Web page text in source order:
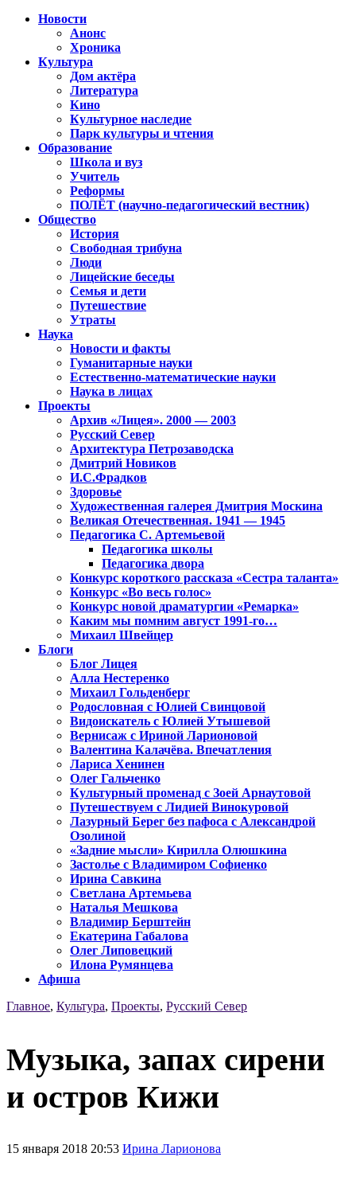
Новости
Анонс
Хроника
Культура
Дом актёра
Литература
Кино
Культурное наследие
Парк культуры и чтения
Образование
Школа и вуз
Учитель
Реформы
ПОЛЁТ (научно-педагогический вестник)
Общество
История
Свободная трибуна
Люди
Лицейские беседы
Семья и дети
Путешествие
Утраты
Наука
Новости и факты
Гуманитарные науки
Естественно-математические науки
Наука в лицах
Проекты
Архив «Лицея». 2000 — 2003
Русский Север
Архитектура Петрозаводска
Дмитрий Новиков
И.С.Фрадков
Здоровье
Художественная галерея Дмитрия Москина
Великая Отечественная. 1941 — 1945
Педагогика С. Артемьевой
Педагогика школы
Педагогика двора
Конкурс короткого рассказа «Сестра таланта»
Конкурс «Во весь голос»
Конкурс новой драматургии «Ремарка»
Каким мы помним август 1991-го…
Михаил Швейцер
Блоги
Блог Лицея
Алла Нестеренко
Михаил Гольденберг
Родословная с Юлией Свинцовой
Видоискатель с Юлией Утышевой
Вернисаж с Ириной Ларионовой
Валентина Калачёва. Впечатления
Лариса Хенинен
Олег Гальченко
Культурный променад с Зоей Арнаутовой
Путешествуем с Лидией Винокуровой
Лазурный Берег без пафоса с Александрой
Озолиной
«Задние мысли» Кирилла Олюшкина
Застолье с Владимиром Софиенко
Ирина Савкина
Светлана Артемьева
Наталья Мешкова
Владимир Берштейн
Екатерина Габалова
Олег Липовецкий
Илона Румянцева
Афиша
Главное, Культура, Проекты, Русский Север
Музыка, запах сирени
и остров Кижи
15 января 2018 20:53 Ирина Ларионова